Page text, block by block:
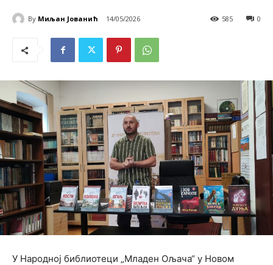
By Миљан Јованић 14/05/2026 0
585
У Народној библиотеци „Младен Ољача“ у Новом